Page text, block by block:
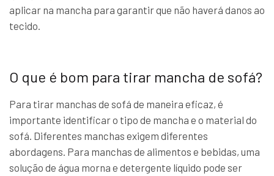
aplicar na mancha para garantir que não haverá danos ao
tecido.
O que é bom para tirar mancha de sofá?
Para tirar manchas de sofá de maneira eficaz, é
importante identificar o tipo de mancha e o material do
sofá. Diferentes manchas exigem diferentes
abordagens. Para manchas de alimentos e bebidas, uma
solução de água morna e detergente líquido pode ser